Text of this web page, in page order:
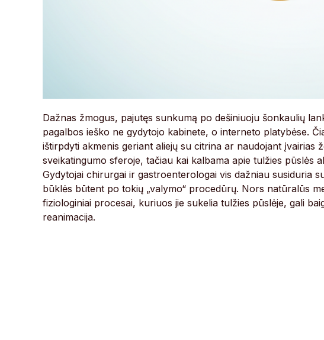
Dažnas žmogus, pajutęs sunkumą po dešiniuoju šonkaulių
pagalbos ieško ne gydytojo kabinete, o interneto platybėse.
ištirpdyti akmenis geriant aliejų su citrina ar naudojant įvairias
sveikatingumo sferoje, tačiau kai kalbama apie tulžies pūslės
Gydytojai chirurgai ir gastroenterologai vis dažniau susiduria
būklės būtent po tokių „valymo“ procedūrų. Nors natūralūs
fiziologiniai procesai, kuriuos jie sukelia tulžies pūslėje, gali
reanimacija.